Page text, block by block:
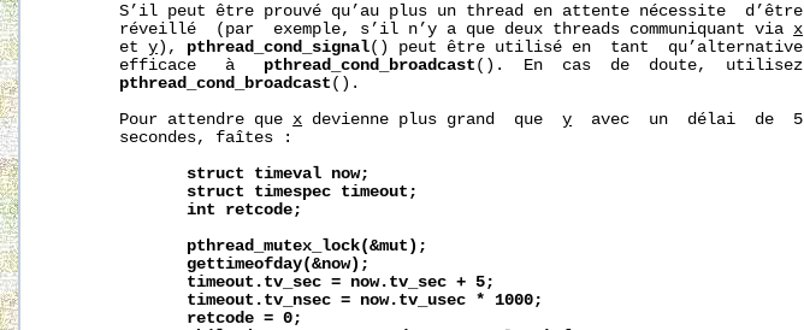
       S’il peut être prouvé qu’au plus un thread en attente nécessite  d’être
       réveillé  (par  exemple, s’il n’y a que deux threads communiquant via
x
       et
y ), pthread_cond_signal() peut être utilisé en  tant  qu’alternative
       efficace   à
pthread_cond_broadcast ().  En  cas  de  doute,  utilisez
pthread_cond_broadcast ().
       Pour attendre que
x devienne plus grand  que y
  avec  un  délai  de  5
       secondes, faîtes :
struct
timeval now;
struct
timespec timeout;
int
retcode;
pthread_mutex_lock(&mut);
gettimeofday(&now);
timeout.tv_sec = now.tv_sec + 5;
timeout.tv_nsec = now.tv_usec *
1000;
retcode = 0;